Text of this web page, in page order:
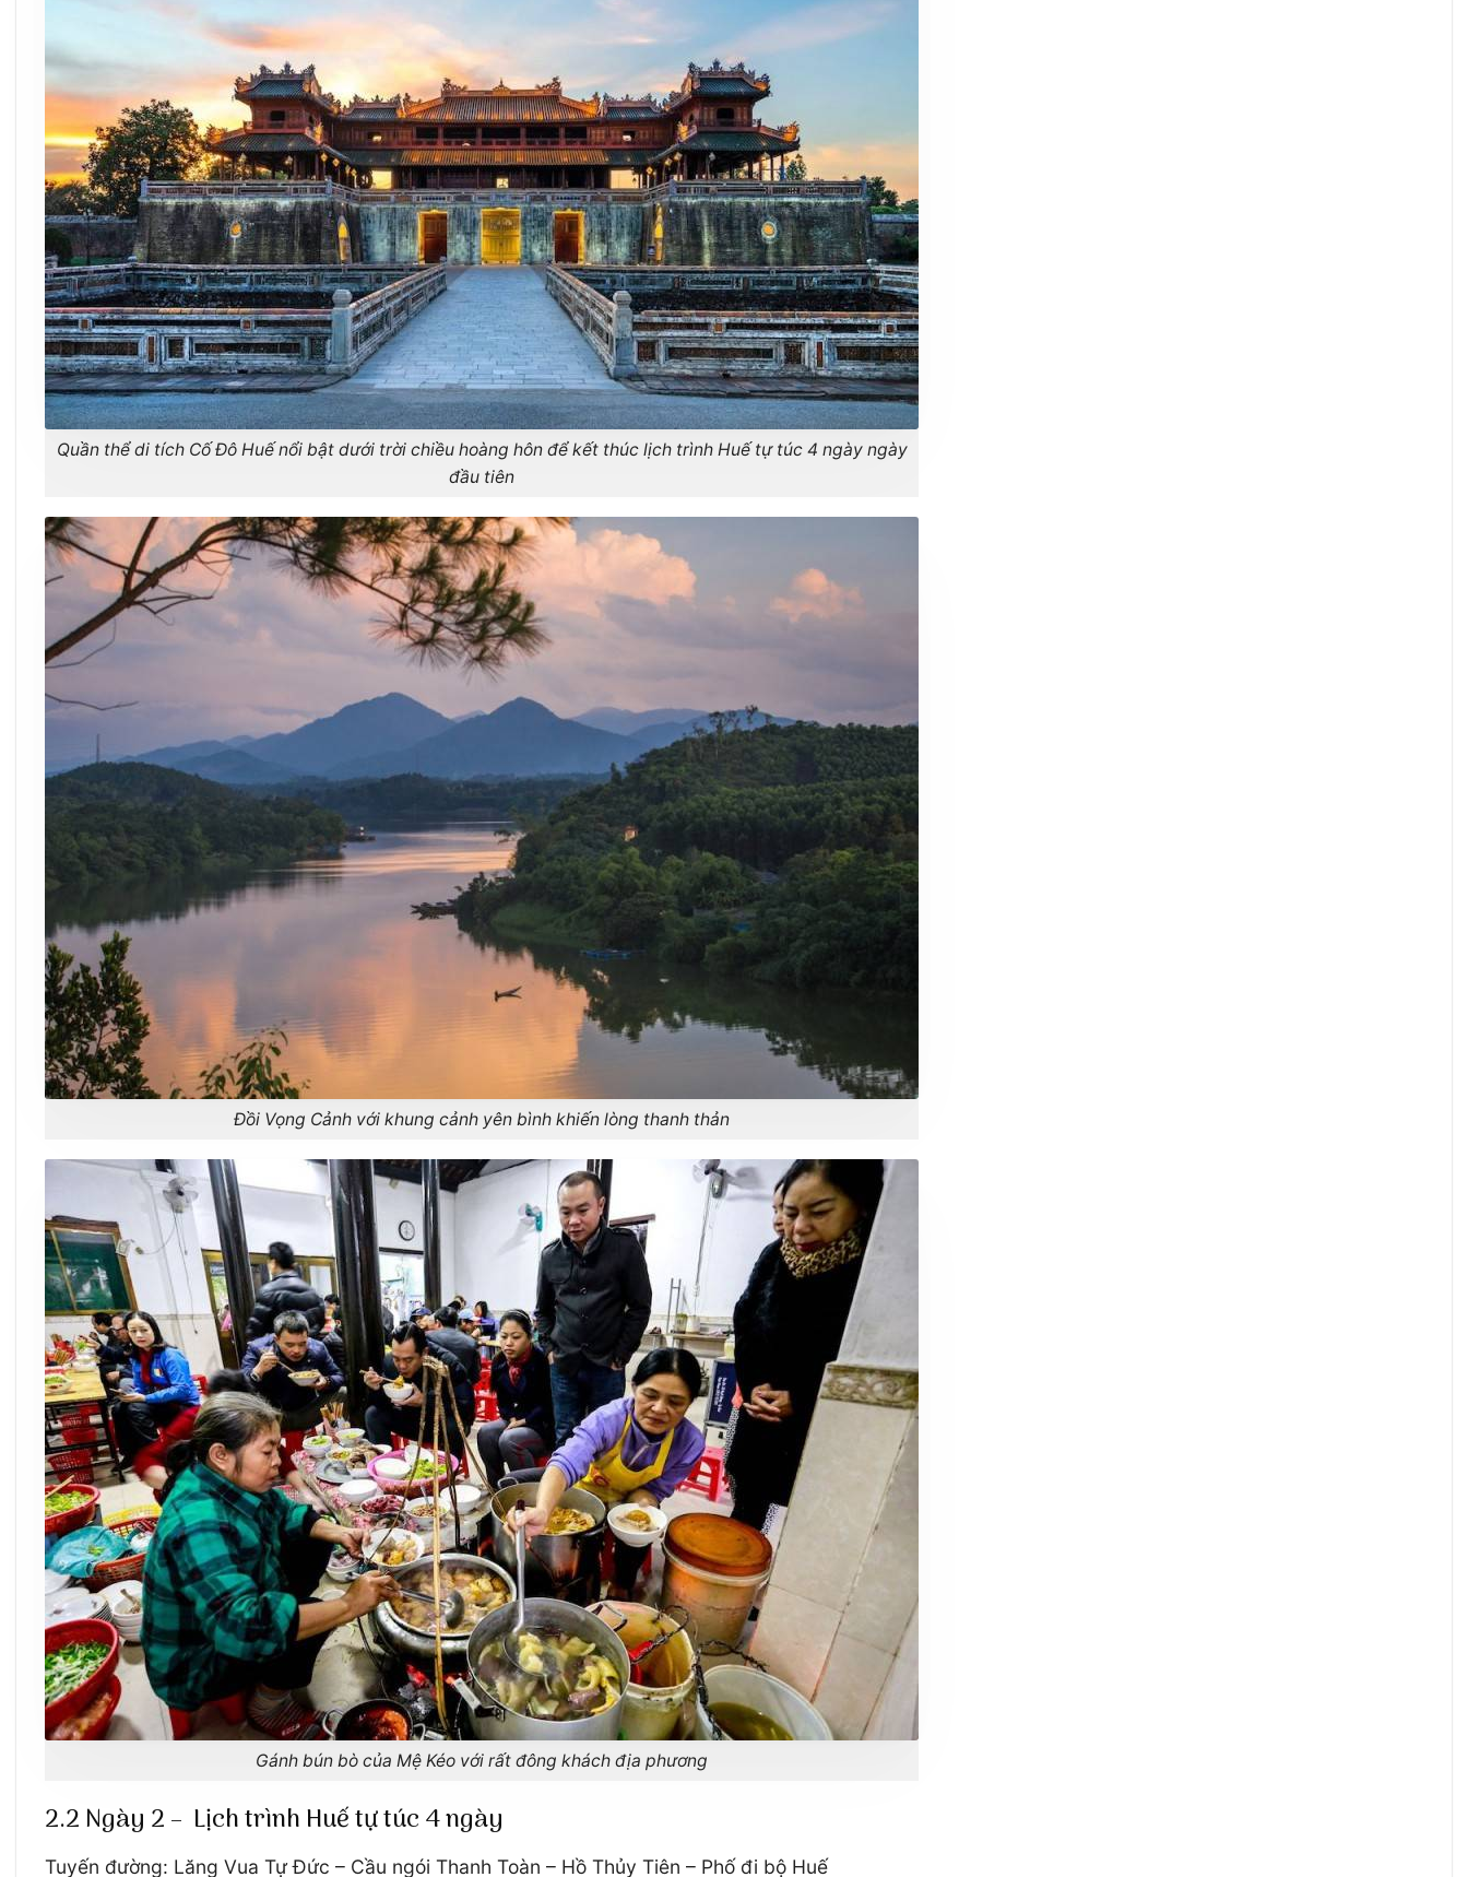
Quần thể di tích Cố Đô Huế nổi bật dưới trời chiều hoàng hôn để kết thúc lịch trình Huế tự túc 4 ngày ngày
đầu tiên
Đồi Vọng Cảnh với khung cảnh yên bình khiến lòng thanh thản
Gánh bún bò của Mệ Kéo với rất đông khách địa phương
2.2 Ngày 2 – Lịch trình Huế tự túc 4 ngày
Tuyến đường: Lăng Vua Tự Đức – Cầu ngói Thanh Toàn – Hồ Thủy Tiên – Phố đi bộ Huế